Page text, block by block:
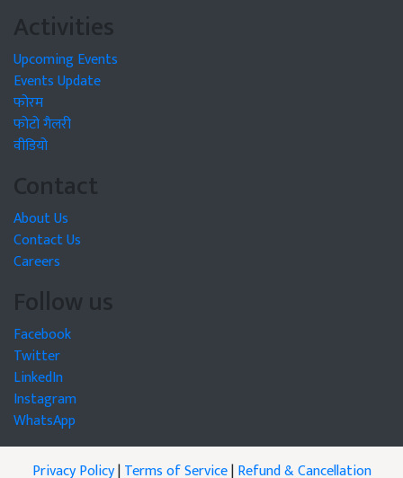
Activities
Upcoming Events
Events Update
फोरम
फोटो गैलरी
वीडियो
Contact
About Us
Contact Us
Careers
Follow us
Facebook
Twitter
LinkedIn
Instagram
WhatsApp
Privacy Policy|Terms of Service|Refund & Cancellation